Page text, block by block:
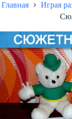
Главная Играя